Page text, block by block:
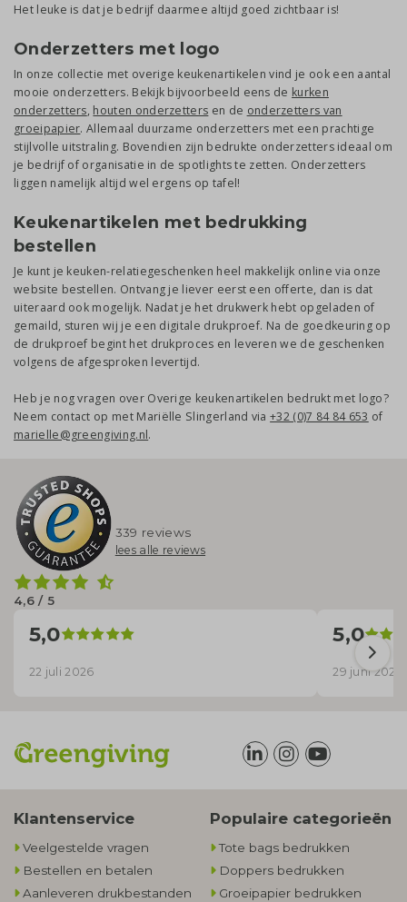
Het leuke is dat je bedrijf daarmee altijd goed zichtbaar is!
Onderzetters met logo
In onze collectie met overige keukenartikelen vind je ook een aantal
mooie onderzetters. Bekijk bijvoorbeeld eens de kurken
onderzetters, houten onderzetters en de onderzetters van
groeipapier. Allemaal duurzame onderzetters met een prachtige
stijlvolle uitstraling. Bovendien zijn bedrukte onderzetters ideaal om
je bedrijf of organisatie in de spotlights te zetten. Onderzetters
liggen namelijk altijd wel ergens op tafel!
Keukenartikelen met bedrukking
bestellen
Je kunt je keuken-relatiegeschenken heel makkelijk online via onze
website bestellen. Ontvang je liever eerst een offerte, dan is dat
uiteraard ook mogelijk. Nadat je het drukwerk hebt opgeladen of
gemaild, sturen wij je een digitale drukproef. Na de goedkeuring op
de drukproef begint het drukproces en leveren we de geschenken
volgens de afgesproken levertijd.
Heb je nog vragen over Overige keukenartikelen bedrukt met logo?
Neem contact op met Mariëlle Slingerland via+32 (0)7 84 84 653 of
marielle@greengiving.nl.
4,6 / 5
339 reviews
lees alle reviews
5,0
22 juli 2026
5,0
29 juni 2026
Klantenservice
Veelgestelde vragen
Bestellen en betalen
Aanleveren drukbestanden
Populaire categorieën
Tote bags bedrukken
Doppers bedrukken
Groeipapier bedrukken